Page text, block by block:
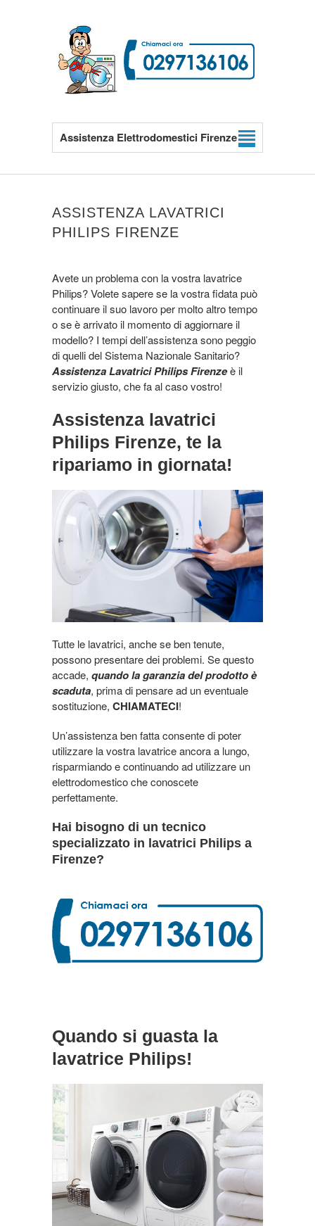
Assistenza Elettrodomestici Firenze
ASSISTENZA LAVATRICI
PHILIPS FIRENZE
Avete un problema con la vostra lavatrice
Philips? Volete sapere se la vostra fidata può
continuare il suo lavoro per molto altro tempo
o se è arrivato il momento di aggiornare il
modello? I tempi dell’assistenza sono peggio
di quelli del Sistema Nazionale Sanitario?
Assistenza Lavatrici Philips Firenzeè il
servizio giusto, che fa al caso vostro!
Assistenza lavatrici
Philips Firenze, te la
ripariamo in giornata!
Tutte le lavatrici, anche se ben tenute,
possono presentare dei problemi. Se questo
accade, quando la garanzia del prodotto è
scaduta, prima di pensare ad un eventuale
sostituzione, CHIAMATECI!
Un’assistenza ben fatta consente di poter
utilizzare la vostra lavatrice ancora a lungo,
risparmiando e continuando ad utilizzare un
elettrodomestico che conoscete
perfettamente.
Hai bisogno di un tecnico
specializzato in lavatrici Philips a
Firenze?
Quando si guasta la
lavatrice Philips!